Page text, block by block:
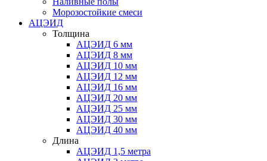
Морозостойкие смеси
АЦЭИД
Толщина
АЦЭИД 6 мм
АЦЭИД 8 мм
АЦЭИД 10 мм
АЦЭИД 12 мм
АЦЭИД 16 мм
АЦЭИД 20 мм
АЦЭИД 25 мм
АЦЭИД 30 мм
АЦЭИД 40 мм
Длина
АЦЭИД 1,5 метра